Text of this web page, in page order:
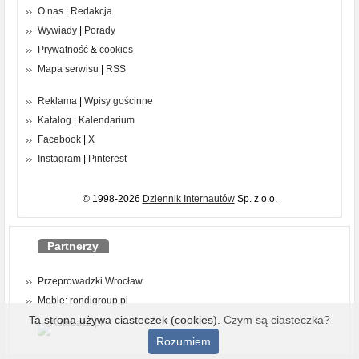
O nas | Redakcja
Wywiady | Porady
Prywatność & cookies
Mapa serwisu | RSS
Reklama | Wpisy gościnne
Katalog | Kalendarium
Facebook | X
Instagram | Pinterest
© 1998-2026 Dziennik InternautówSp. z o.o.
Partnerzy
Przeprowadzki Wrocław
Meble: rondigroup.pl
Ta strona używa ciasteczek (cookies). Czym są ciasteczka?
Rozumiem